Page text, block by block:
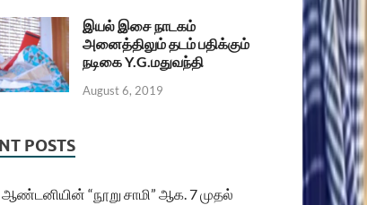
இயல் இசை நாடகம்
அனைத்திலும் தடம் பதிக்கும்
நடிகை Y.G.மதுவந்தி
August 6, 2019
POSTS
“நூறு சாமி” ஆக. 7 முதல்